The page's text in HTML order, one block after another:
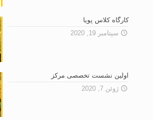
کارگاه کلاس پویا
سپتامبر 19, 2020
اولین نشست تخصصى مرکز
ژوئن 7, 2020